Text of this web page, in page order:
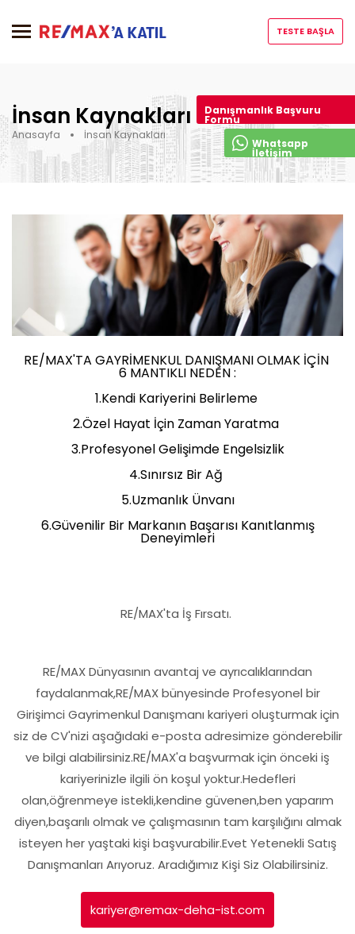
TESTE BAŞLA
İnsan Kaynakları
Anasayfa İnsan Kaynakları
RE/MAX'TA GAYRİMENKUL DANIŞMANI OLMAK İÇİN
6 MANTIKLI NEDEN :
1.Kendi Kariyerini Belirleme
2.Özel Hayat İçin Zaman Yaratma
3.Profesyonel Gelişimde Engelsizlik
4.Sınırsız Bir Ağ
5.Uzmanlık Ünvanı
6.Güvenilir Bir Markanın Başarısı Kanıtlanmış
Deneyimleri
RE/MAX'ta İş Fırsatı.
RE/MAX Dünyasının avantaj ve ayrıcalıklarından
faydalanmak,RE/MAX bünyesinde Profesyonel bir
Girişimci Gayrimenkul Danışmanı kariyeri oluşturmak için
siz de CV'nizi aşağıdaki e-posta adresimize gönderebilir
ve bilgi alabilirsiniz.RE/MAX'a başvurmak için önceki iş
kariyerinizle ilgili ön koşul yoktur.Hedefleri
olan,öğrenmeye istekli,kendine güvenen,ben yaparım
diyen,başarılı olmak ve çalışmasının tam karşılığını almak
isteyen her yaştaki kişi başvurabilir.Evet Yetenekli Satış
Danışmanları Arıyoruz. Aradığımız Kişi Siz Olabilirsiniz.
kariyer@remax-deha-ist.com
Danışmanlık Başvuru
Formu
Whatsapp
İletişim